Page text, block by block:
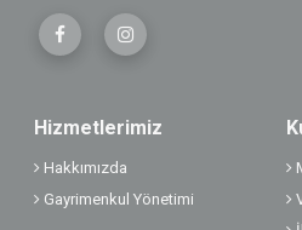
Hizmetlerimiz
Hakkımızda
Gayrimenkul Yönetimi